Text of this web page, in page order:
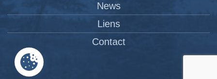
News
Liens
Contact